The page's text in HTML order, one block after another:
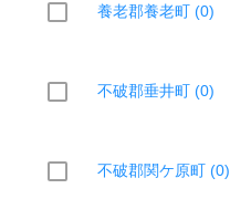
養老郡養老町 (0)
不破郡垂井町 (0)
不破郡関ケ原町 (0)